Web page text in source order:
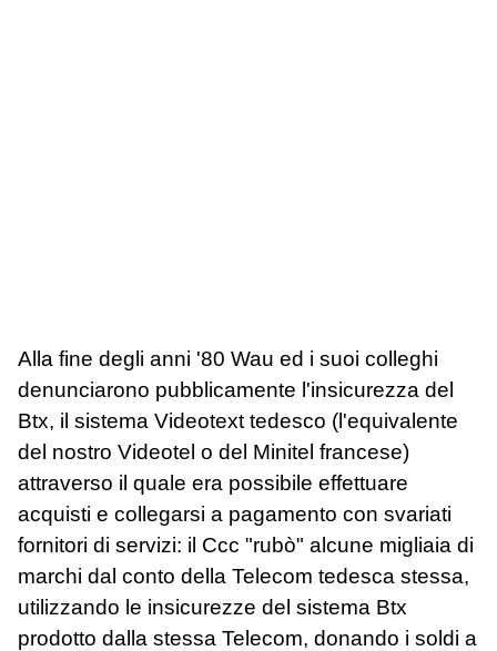
Alla fine degli anni '80 Wau ed i suoi colleghi
denunciarono pubblicamente l'insicurezza del
Btx, il sistema Videotext tedesco (l'equivalente
del nostro Videotel o del Minitel francese)
attraverso il quale era possibile effettuare
acquisti e collegarsi a pagamento con svariati
fornitori di servizi: il Ccc "rubò" alcune migliaia di
marchi dal conto della Telecom tedesca stessa,
utilizzando le insicurezze del sistema Btx
prodotto dalla stessa Telecom, donando i soldi a